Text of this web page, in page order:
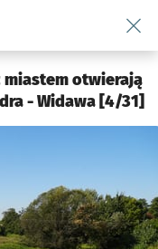
Dla mieszkańca
miastem otwierają
- Widawa [4/31]